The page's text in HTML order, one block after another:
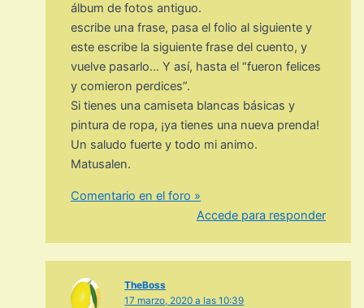
álbum de fotos antiguo.
escribe una frase, pasa el folio al siguiente y
este escribe la siguiente frase del cuento, y
vuelve pasarlo… Y así, hasta el “fueron felices
y comieron perdices”.
Si tienes una camiseta blancas básicas y
pintura de ropa, ¡ya tienes una nueva prenda!
Un saludo fuerte y todo mi animo.
Matusalen.
Comentario en el foro »
Accede para responder
TheBoss
17 marzo, 2020 a las 10:39